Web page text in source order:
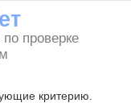
проверке
критерию.